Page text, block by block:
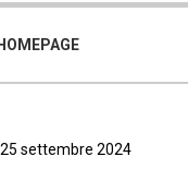
HOMEPAGE
settembre 2024